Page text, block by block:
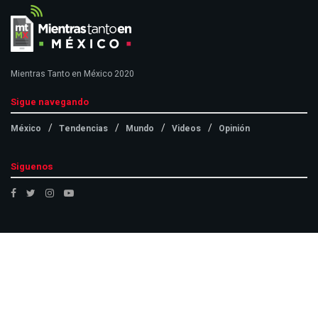
Mientras Tanto en México 2020
Sigue navegando
México Tendencias Mundo Videos Opinión
Siguenos